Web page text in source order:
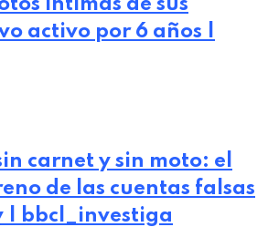
íntimas de sus
activo por 6 años |
carnet y sin moto: el
de las cuentas falsas
| bbcl_investiga